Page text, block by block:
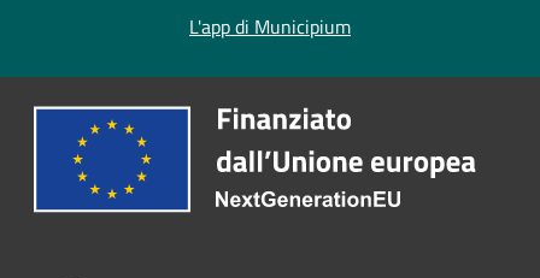
L'app di Municipium